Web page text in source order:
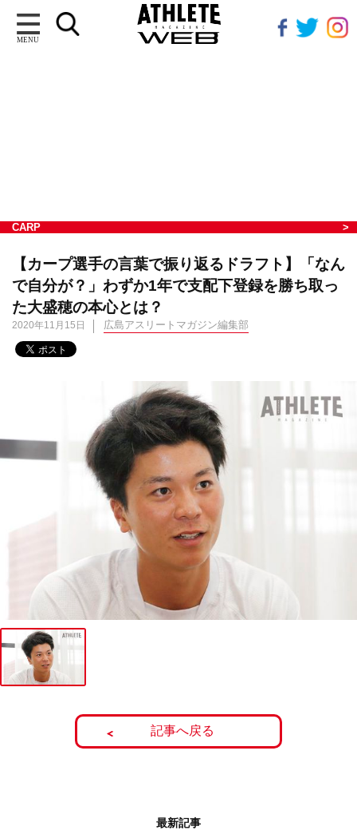
MENU
CARP
【カープ選手の言葉で振り返るドラフト】「なん
で自分が？」わずか1年で支配下登録を勝ち取っ
た大盛穂の本心とは？
2020年11月15日 広島アスリートマガジン編集部
記事へ戻る
最新記事